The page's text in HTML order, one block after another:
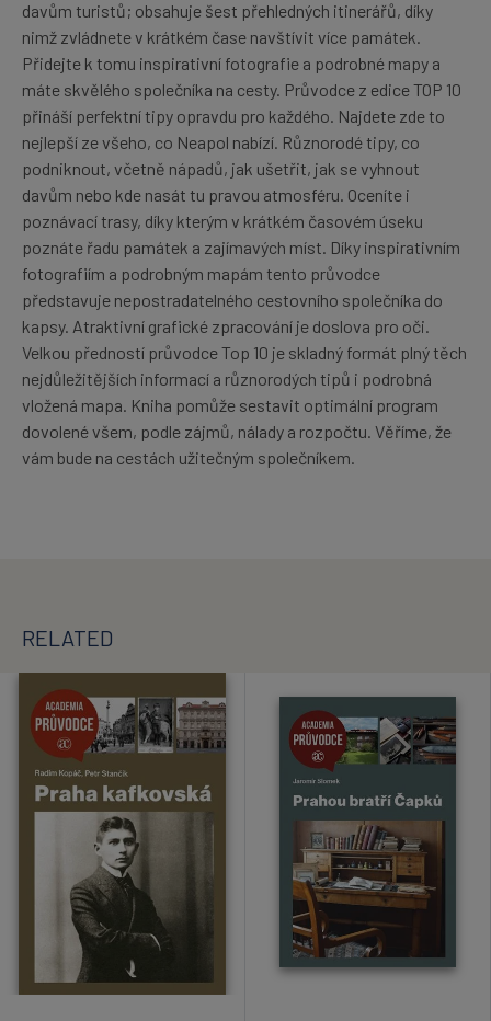
davům turistů; obsahuje šest přehledných itinerářů, díky
nimž zvládnete v krátkém čase navštívit více památek.
Přidejte k tomu inspirativní fotografie a podrobné mapy a
máte skvělého společníka na cesty. Průvodce z edice TOP 10
přináší perfektní tipy opravdu pro každého. Najdete zde to
nejlepší ze všeho, co Neapol nabízí. Různorodé tipy, co
podniknout, včetně nápadů, jak ušetřit, jak se vyhnout
davům nebo kde nasát tu pravou atmosféru. Oceníte i
poznávací trasy, díky kterým v krátkém časovém úseku
poznáte řadu památek a zajímavých míst. Díky inspirativním
fotografiím a podrobným mapám tento průvodce
představuje nepostradatelného cestovního společníka do
kapsy. Atraktivní grafické zpracování je doslova pro oči.
Velkou předností průvodce Top 10 je skladný formát plný těch
nejdůležitějších informací a různorodých tipů i podrobná
vložená mapa. Kniha pomůže sestavit optimální program
dovolené všem, podle zájmů, nálady a rozpočtu. Věříme, že
vám bude na cestách užitečným společníkem.
RELATED